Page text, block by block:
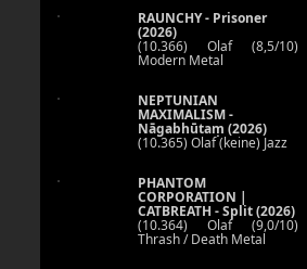
RAUNCHY - Prisoner
(2026)
(10.366) Olaf (8,5/10)
Modern Metal
NEPTUNIAN
MAXIMALISM -
Nāgabhūtaṃ (2026)
(10.365) Olaf (keine) Jazz
PHANTOM
CORPORATION |
CATBREATH - Split (2026)
(10.364) Olaf (9,0/10)
Thrash / Death Metal